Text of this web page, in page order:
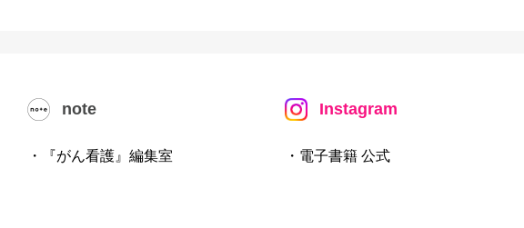
note
・『がん看護』編集室
Instagram
・電子書籍 公式